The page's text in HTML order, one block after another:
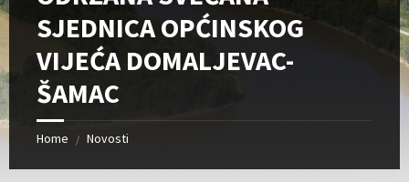
SJEDNICA OPĆINSKOG
VIJEĆA DOMALJEVAC-
ŠAMAC
Home / Novosti